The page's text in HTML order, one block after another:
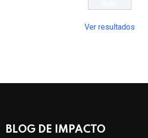
Ver resultados
BLOG DE IMPACTO